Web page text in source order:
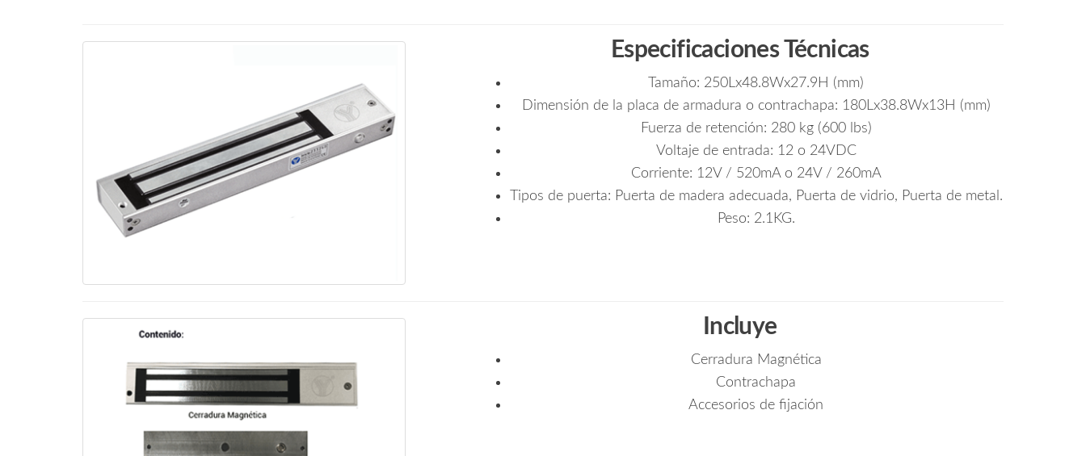
Especificaciones Técnicas
Tamaño: 250Lx48.8Wx27.9H (mm)
Dimensión de la placa de armadura o contrachapa: 180Lx38.8Wx13H (mm)
Fuerza de retención: 280 kg (600 lbs)
Voltaje de entrada: 12 o 24VDC
Corriente: 12V / 520mA o 24V / 260mA
Tipos de puerta: Puerta de madera adecuada, Puerta de vidrio, Puerta de metal.
Peso: 2.1KG.
Incluye
Cerradura Magnética
Contrachapa
Accesorios de fijación